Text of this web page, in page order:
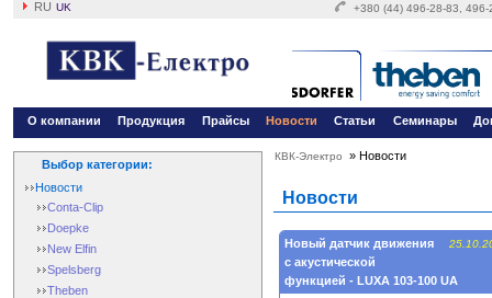
RU UK +380 (44) 496-28-83,
О компании Продукция Прайсы Новости Статьи Семинары
Выбор категории:
Новости
Conta-Clip
Doepke
New Elfin
Spelsberg
Theben
КВК-Электро » Новости
Новости
Новый датчик движения
с акустической
функцией - LUXA 103-100 UA